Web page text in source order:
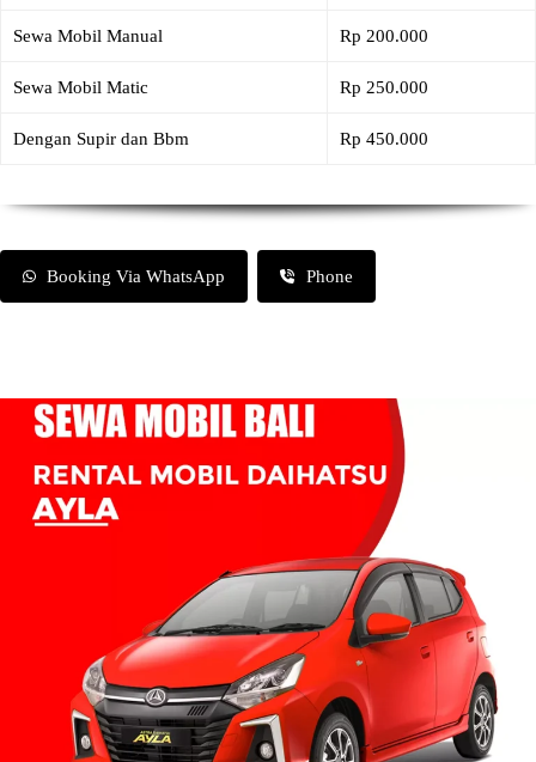
Sewa Mobil Manual Rp 200.000
Sewa Mobil Matic Rp 250.000
Dengan Supir dan Bbm Rp 450.000
Booking Via WhatsApp Phone